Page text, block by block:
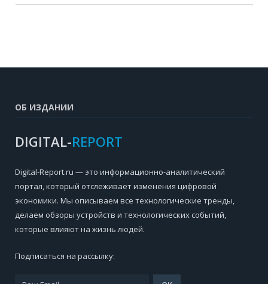
ОБ ИЗДАНИИ
DIGITAL-REPORT
Digital-Report.ru — это информационно-аналитический
портал, который отслеживает изменения цифровой
экономики. Мы описываем все технологические тренды,
делаем обзоры устройств и технологических событий,
которые влияют на жизнь людей.
Подписаться на рассылку: